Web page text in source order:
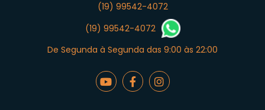
(19) 99542-4072
(19) 99542-4072
De Segunda à Segunda das 9:00 às 22:00